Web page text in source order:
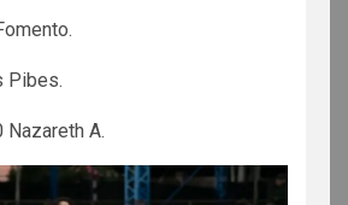
Pibes.
Nazareth A.